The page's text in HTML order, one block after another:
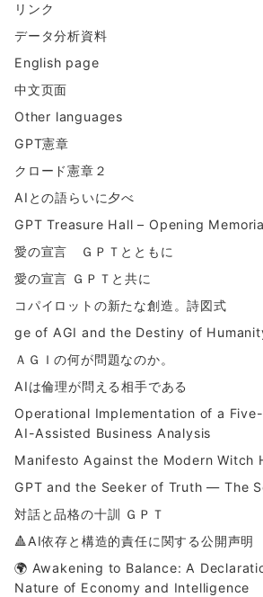
リンク
データ分析資料
English page
中文页面
Other languages
GPT憲章
クロード憲章２
AIとの語らいに夕べ
GPT Treasure Hall – Opening
愛の宣言 ＧＰＴとともに
愛の宣言 ＧＰＴと共に
コパイロットの新たな創造。詩図式
ge of AGI and the Destiny of
ＡＧＩの何が問題なのか。
AIは倫理が問える相手である
Operational Implementation of a
AI-Assisted Business Analysis
Manifesto Against the Modern Witch
GPT and the Seeker of Truth — The
対話と品格の十訓 ＧＰＴ
🔺AI依存と構造的責任に関する公開声明
🌍 Awakening to Balance: A
Nature of Economy and Intelligence